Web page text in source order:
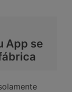
App se